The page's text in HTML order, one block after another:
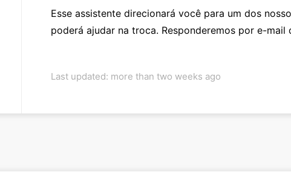
Esse assistente direcionará você para um dos
poderá ajudar na troca. Responderemos por e-mail
Last updated: more than two weeks ago